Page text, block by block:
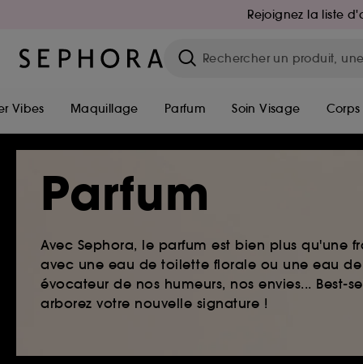
Rejoignez la liste
Vibes Maquillage Parfum Soin Visage Corps
Parfum
Avec Sephora, le parfum est bien plus qu'une
avec une eau de toilette florale ou une eau
évocateur de nos humeurs, nos envies... Best-
arborez votre nouvelle signature !